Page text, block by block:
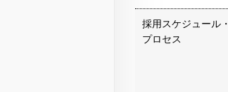
採用スケジュール・
プロセス